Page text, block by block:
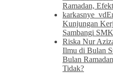
Ramadan,
Kunjungan
Sambangi
Riska Nur
Ilmu di Bulan
Bulan
Tidak?